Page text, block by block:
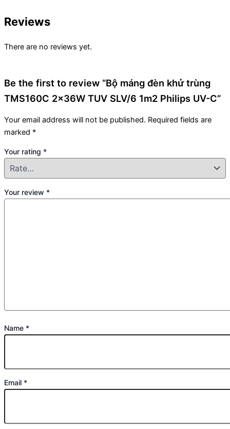
Reviews
There are no reviews yet.
Be the first to review “Bộ máng đèn khử trùng
TMS160C 2x36W TUV SLV/6 1m2 Philips UV-C”
Your email address will not be published. Required fields are
marked *
Your rating *
Your review *
Name *
Email *